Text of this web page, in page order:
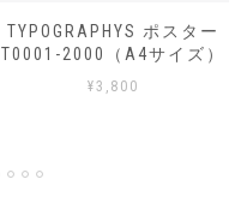
TYPOGRAPHYS ポスター
T0001-2000（A4サイズ）
¥3,800